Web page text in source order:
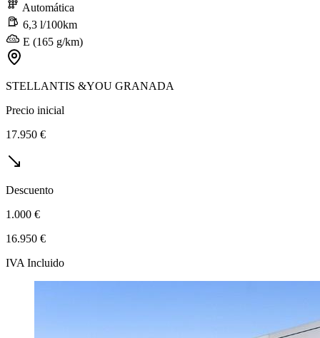
Automática
6,3 l/100km
E (165 g/km)
STELLANTIS &YOU GRANADA
Precio inicial
17.950 €
Descuento
1.000 €
16.950 €
IVA Incluido